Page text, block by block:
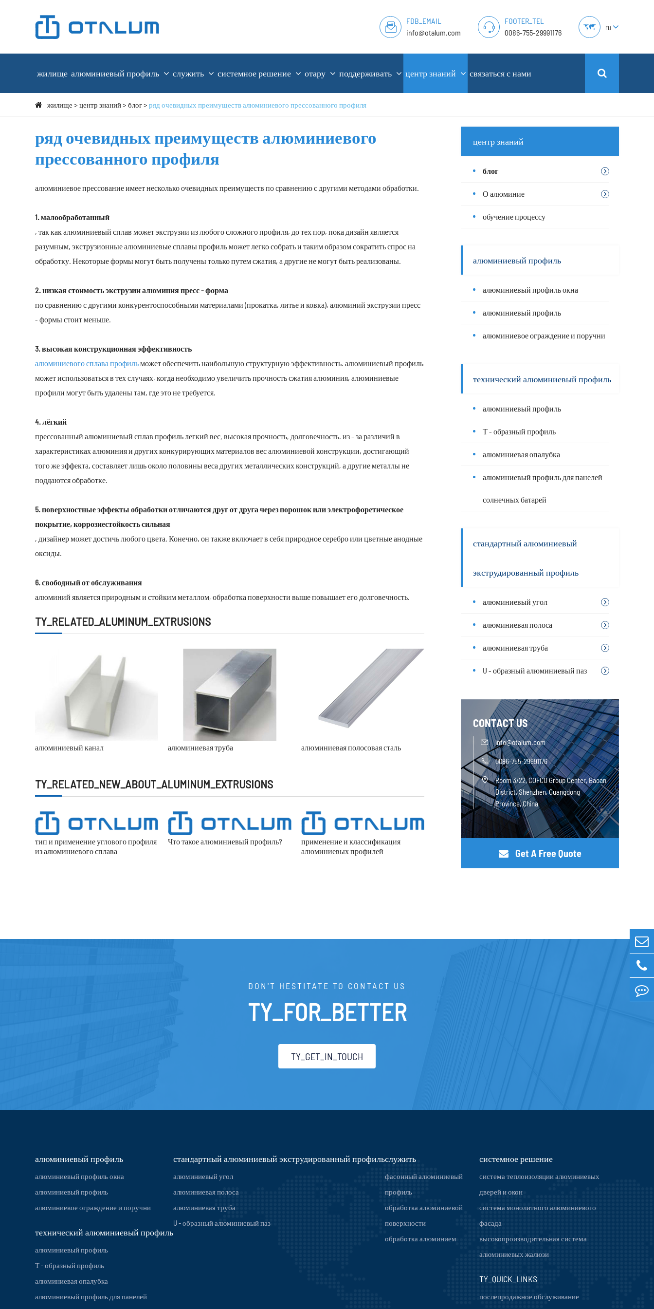
FDB_EMAIL
info@otalum.com
FOOTER_TEL
0086-755-29991176
ru
жилище алюминиевый профиль служить системное решение отару поддерживать центр знаний связаться с нами
жилище центр знаний блог ряд очевидных преимуществ алюминиевого прессованного профиля
ряд очевидных преимуществ алюминиевого
прессованного профиля
алюминиевое прессование имеет несколько очевидных преимуществ по сравнению с другими методами обработки.
1. малообработанный
, так как алюминиевый сплав может экструзии из любого сложного профиля, до тех пор, пока дизайн является
разумным, экструзионные алюминиевые сплавы профиль может легко собрать и таким образом сократить спрос на
обработку. Некоторые формы могут быть получены только путем сжатия, а другие не могут быть реализованы.
2. низкая стоимость экструзии алюминия пресс - форма
по сравнению с другими конкурентоспособными материалами (прокатка, литье и ковка), алюминий экструзии пресс
- формы стоит меньше.
3. высокая конструкционная эффективность
алюминиевого сплава профильможет обеспечить наибольшую структурную эффективность. алюминиевый профиль
может использоваться в тех случаях, когда необходимо увеличить прочность сжатия алюминия, алюминиевые
профили могут быть удалены там, где это не требуется.
4. лёгкий
прессованный алюминиевый сплав профиль легкий вес, высокая прочность, долговечность. из - за различий в
характеристиках алюминия и других конкурирующих материалов вес алюминиевой конструкции, достигающий
того же эффекта, составляет лишь около половины веса других металлических конструкций, а другие металлы не
поддаются обработке.
5. поверхностные эффекты обработки отличаются друг от друга через порошок или электрофоретическое
покрытие, коррозиестойкость сильная
, дизайнер может достичь любого цвета. Конечно, он также включает в себя природное серебро или цветные анодные
оксиды.
6. свободный от обслуживания
алюминий является природным и стойким металлом, обработка поверхности выше повышает его долговечность.
TY_RELATED_ALUMINUM_EXTRUSIONS
алюминиевый канал алюминиевая труба алюминиевая полосовая сталь
TY_RELATED_NEW_ABOUT_ALUMINUM_EXTRUSIONS
тип и применение углового профиля
из алюминиевого сплава
Что такое алюминиевый профиль?
применение и классификация
алюминиевых профилей
центр знаний
блог
О алюминие
обучение процессу
алюминиевый профиль
алюминиевый профиль окна
алюминиевый профиль
алюминиевое ограждение и поручни
технический алюминиевый профиль
алюминиевый профиль
Т - образный профиль
алюминиевая опалубка
алюминиевый профиль для панелей
солнечных батарей
стандартный алюминиевый
экструдированный профиль
алюминиевый угол
алюминиевая полоса
алюминиевая труба
U - образный алюминиевый паз
CONTACT US
 info@otalum.com
 0086-755-29991176

Room 3/22, COFCO Group Center, Baoan
District, Shenzhen, Guangdong
Province, China
Get A Free Quote
DON'T HESTITATE TO CONTACT US
TY_FOR_BETTER
TY_GET_IN_TOUCH
алюминиевый профиль
алюминиевый профиль окна
алюминиевый профиль
алюминиевое ограждение и поручни
технический алюминиевый профиль
алюминиевый профиль
Т - образный профиль
алюминиевая опалубка
алюминиевый профиль для панелей
стандартный алюминиевый экструдированный профиль
алюминиевый угол
алюминиевая полоса
алюминиевая труба
U - образный алюминиевый паз
служить
фасонный алюминиевый
профиль
обработка алюминиевой
поверхности
обработка алюминием
системное решение
система теплоизоляции алюминиевых
дверей и окон
система монолитного алюминиевого
фасада
высокопроизводительная система
алюминиевых жалюзи
TY_QUICK_LINKS
послепродажное обслуживание